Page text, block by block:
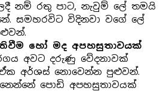
නම් රතු පාට, නැවුම් ලේ තමයි
සමහරවිට විදිනවා වගේ ලේ
හෝ මද අපහසුතාවයක්
අවට දරුණු වේදනාවක්
අර්ශස් නොවෙන්න පුළුවන්.
පොඩි අපහසුතාවයක්